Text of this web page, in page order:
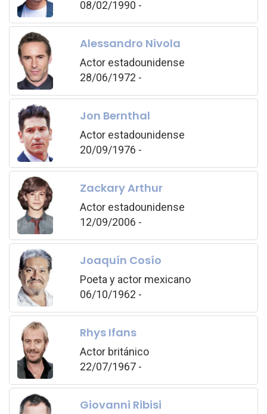
08/02/1990 -
Alessandro Nivola
Actor estadounidense
28/06/1972 -
Jon Bernthal
Actor estadounidense
20/09/1976 -
Zackary Arthur
Actor estadounidense
12/09/2006 -
Joaquín Cosío
Poeta y actor mexicano
06/10/1962 -
Rhys Ifans
Actor británico
22/07/1967 -
Giovanni Ribisi